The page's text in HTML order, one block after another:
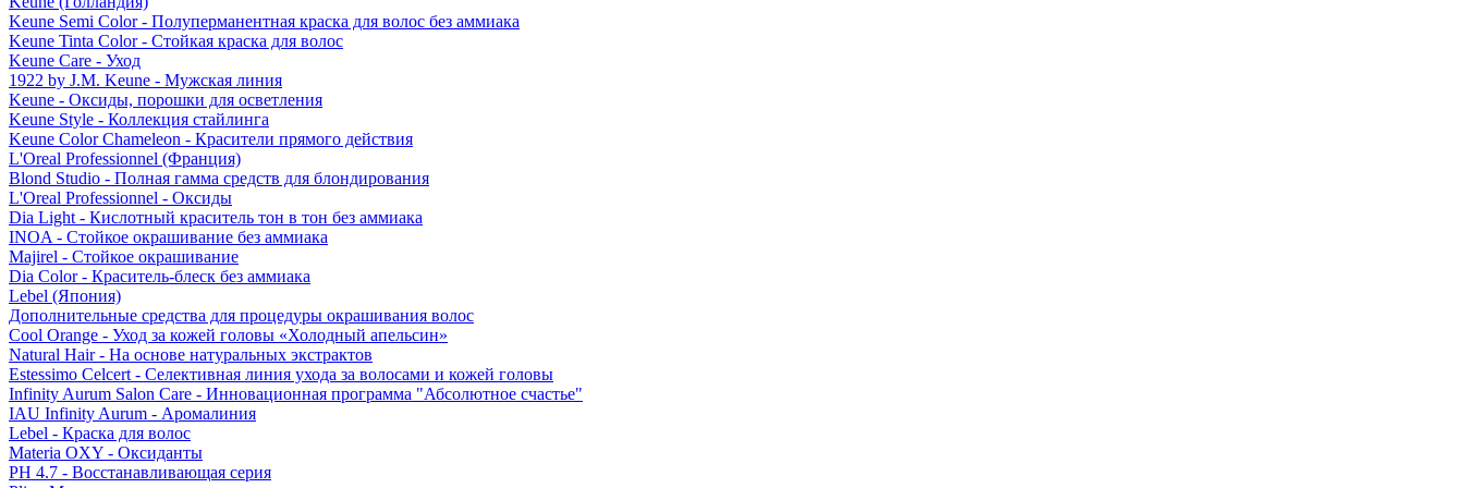
Keune Semi Color - Полуперманентная краска для волос без аммиака
Keune Tinta Color - Стойкая краска для волос
Keune Care - Уход
1922 by J.M. Keune - Мужская линия
Keune - Оксиды, порошки для осветления
Keune Style - Коллекция стайлинга
Keune Color Chameleon - Красители прямого действия
L'Oreal Professionnel (Франция)
Blond Studio - Полная гамма средств для блондирования
L'Oreal Professionnel - Оксиды
Dia Light - Кислотный краситель тон в тон без аммиака
INOA - Стойкое окрашивание без аммиака
Majirel - Стойкое окрашивание
Dia Color - Краситель-блеск без аммиака
Lebel (Япония)
Дополнительные средства для процедуры окрашивания волос
Cool Orange - Уход за кожей головы «Холодный апельсин»
Natural Hair - На основе натуральных экстрактов
Estessimo Celcert - Селективная линия ухода за волосами и кожей головы
Infinity Aurum Salon Care - Инновационная программа "Абсолютное счастье"
IAU Infinity Aurum - Аромалиния
Lebel - Краска для волос
Materia OXY - Оксиданты
PH 4.7 - Восстанавливающая серия